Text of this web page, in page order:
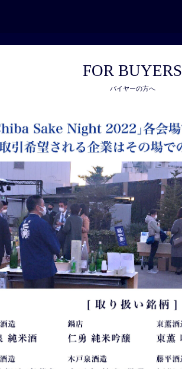
FOR BUYERS